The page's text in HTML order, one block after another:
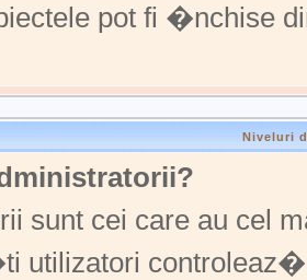
pot fi �nchise
Niveluri
sunt cei care au cel
utilizatori